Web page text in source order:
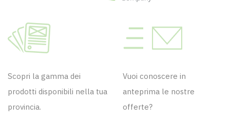
Scopri la gamma dei
prodotti disponibili nella tua
provincia.
Vuoi conoscere in
anteprima le nostre
offerte?